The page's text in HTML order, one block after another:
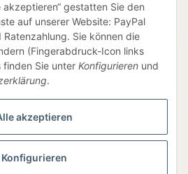
akzeptieren“ gestatten Sie den
auf unserer Website: PayPal
Sie können die
(Fingerabdruck-Icon links
finden Sie unter Konfigurieren und
.
akzeptieren
Konfigurieren